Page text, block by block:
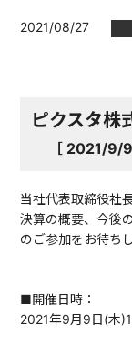
2021/08/27
ピクスタ
［ 2021/9/
当社代表取締役社
決算の概要、今後
のご参加をお待ち
■開催日時：
2021年9月9日(木